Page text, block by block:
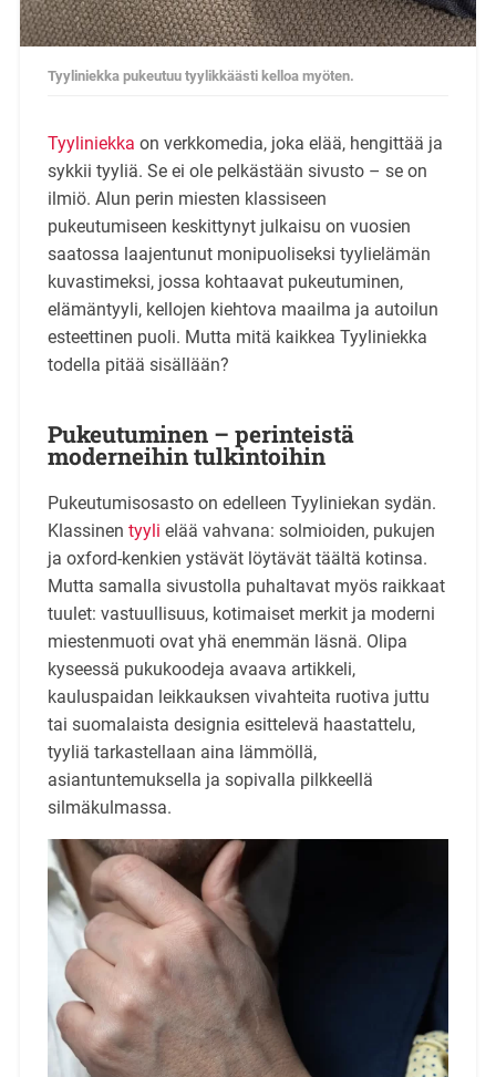
Tyyliniekka pukeutuu tyylikkäästi kelloa myöten.
Tyyliniekka on verkkomedia, joka elää, hengittää ja
sykkii tyyliä. Se ei ole pelkästään sivusto – se on
ilmiö. Alun perin miesten klassiseen
pukeutumiseen keskittynyt julkaisu on vuosien
saatossa laajentunut monipuoliseksi tyylielämän
kuvastimeksi, jossa kohtaavat pukeutuminen,
elämäntyyli, kellojen kiehtova maailma ja autoilun
esteettinen puoli. Mutta mitä kaikkea Tyyliniekka
todella pitää sisällään?
Pukeutuminen – perinteistä
moderneihin tulkintoihin
Pukeutumisosasto on edelleen Tyyliniekan sydän.
Klassinen tyyli elää vahvana: solmioiden, pukujen
ja oxford-kenkien ystävät löytävät täältä kotinsa.
Mutta samalla sivustolla puhaltavat myös raikkaat
tuulet: vastuullisuus, kotimaiset merkit ja moderni
miestenmuoti ovat yhä enemmän läsnä. Olipa
kyseessä pukukoodeja avaava artikkeli,
kauluspaidan leikkauksen vivahteita ruotiva juttu
tai suomalaista designia esittelevä haastattelu,
tyyliä tarkastellaan aina lämmöllä,
asiantuntemuksella ja sopivalla pilkkeellä
silmäkulmassa.